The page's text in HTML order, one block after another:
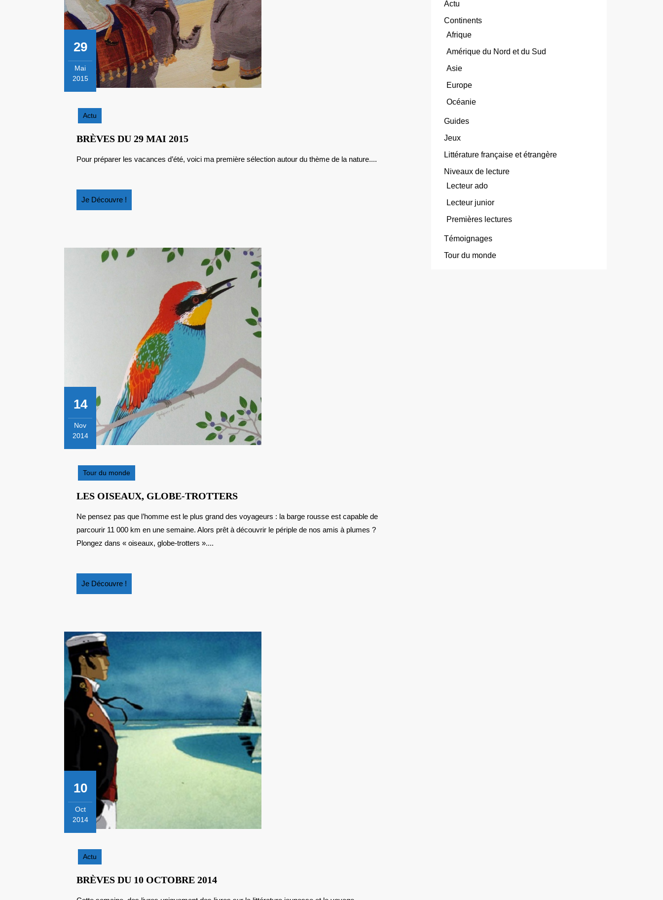
29
Mai
2015
2015
Actu
BRÈVES DU 29 MAI 2015BRÈVES
29
Pour préparer les vacances d’été, voici ma première sélection autour du thème de la nature....
Je Découvre !
Découvre
14
Nov
2014
2014
Tour du monde
LES OISEAUX, GLOBE-TROTTERSLES
GLOBE-
TROTTERS
Ne pensez pas que l’homme est le plus grand des voyageurs : la barge rousse est capable de
parcourir 11 000 km en une semaine. Alors prêt à découvrir le périple de nos amis à plumes ?
Plongez dans « oiseaux, globe-trotters »....
Je Découvre !
Découvre
10
Oct
2014
2014
Actu
BRÈVES DU 10 OCTOBRE 2014BRÈVES
Actu
Continents
Afrique
Amérique du Nord et du Sud
Asie
Europe
Océanie
Guides
Jeux
Littérature française et étrangère
Niveaux de lecture
Lecteur ado
Lecteur junior
Premières lectures
Témoignages
Tour du monde